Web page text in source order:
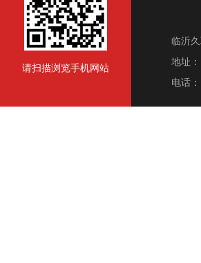
请扫描浏览手机网站
临沂
地址
电话